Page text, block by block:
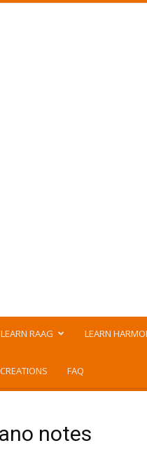
LEARN RAAG LEARN
FAQ
notes